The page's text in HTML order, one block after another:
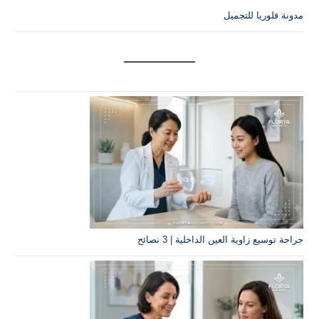
العين الداخلية | 3 نصائح